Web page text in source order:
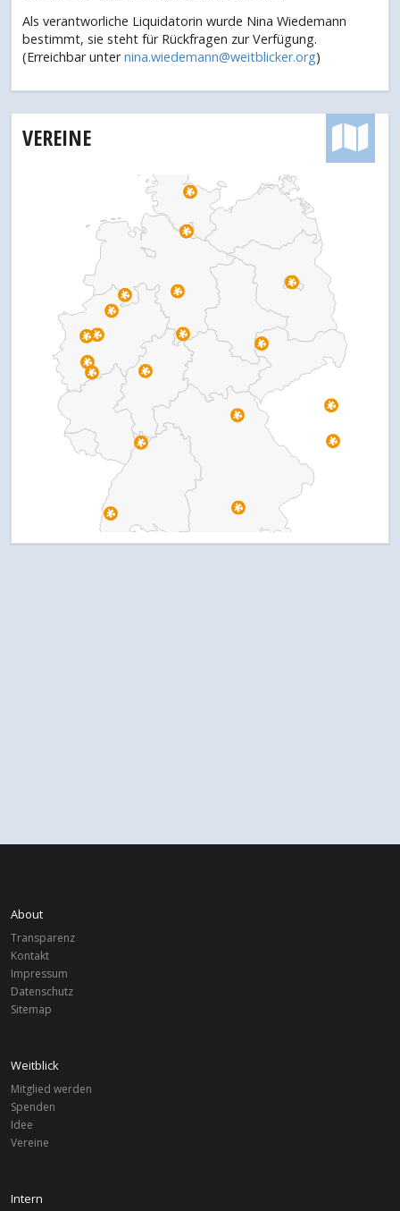
Als verantworliche Liquidatorin wurde Nina Wiedemann
bestimmt, sie steht für Rückfragen zur Verfügung.
(Erreichbar unternina.wiedemann@weitblicker.org)
VEREINE
About
Transparenz
Kontakt
Impressum
Datenschutz
Sitemap
Weitblick
Mitglied werden
Spenden
Idee
Vereine
Intern